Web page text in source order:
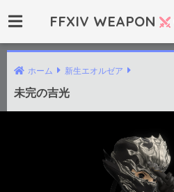
FFXIV WEAPON
ホーム 新生エオルゼア
未完の吉光